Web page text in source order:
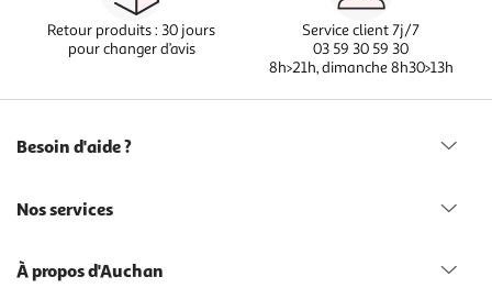
Retour produits : 30 jours
pour changer d’avis
Service client 7j/7
03 59 30 59 30
8h>21h, dimanche 8h30>13h
Besoin d'aide ?
Nos services
À propos d'Auchan